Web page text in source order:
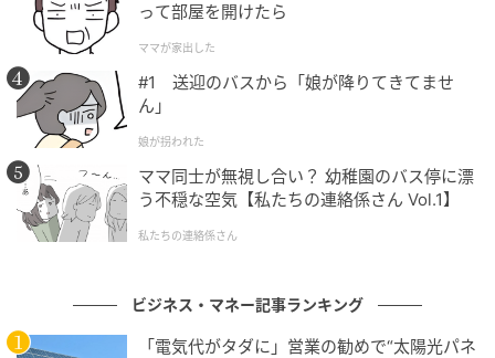
※ノートPCなどをお使いのキーボード環境によって
は、「Fn」キーを一緒に押さないとファンクションキ
ーが正しく動作しない場合があります。
※記事内における情報は原稿執筆時のものです。
Googleのスプレッドシート仕様変更等により、一部の
挙動やデフォルトのショートカットキーが変更される
場合があります。
元記事で読む
って部屋を開けたら
ママが家出した
#1 送迎のバスから「娘が降りてきてませ
ん」
娘が拐われた
ママ同士が無視し合い？ 幼稚園のバス停に漂
う不穏な空気【私たちの連絡係さん Vol.1】
私たちの連絡係さん
ビジネス・マネー記事ランキング
「電気代がタダに」営業の勧めで“太陽光パネ